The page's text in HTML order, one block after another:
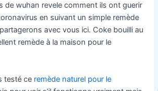
de wuhan revele comment ils ont guerir
en suivant un simple remède
avec vous ici. Coke bouilli au
remède à la maison pour le
testé ce remède naturel pour le